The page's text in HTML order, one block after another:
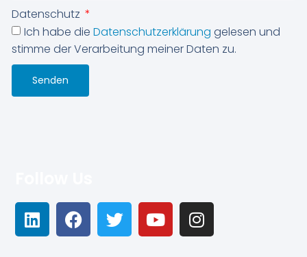
Datenschutz
Ich habe die Datenschutzerklärung gelesen und
stimme der Verarbeitung meiner Daten zu.
Senden